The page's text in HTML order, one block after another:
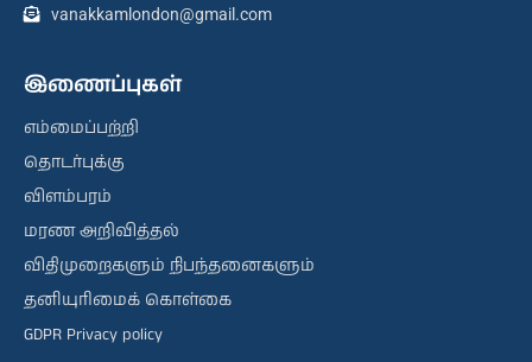
vanakkamlondon@gmail.com
இணைப்புகள்
எம்மைப்பற்றி
தொடர்புக்கு
விளம்பரம்
மரண அறிவித்தல்
விதிமுறைகளும் நிபந்தனைகளும்
தனியுரிமைக் கொள்கை
GDPR Privacy policy